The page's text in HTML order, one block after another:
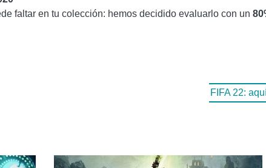
faltar en tu colección: hemos decidido evaluarlo con un
FIFA 22: